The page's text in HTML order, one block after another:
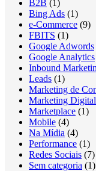
B2B (1)
Bing Ads (1)
e-Commerce (9)
FBITS (1)
Google Adwords
Google Analytics
Inbound
Leads (1)
Marketing de
Marketing Digital
Marketplace (1)
Mobile (4)
Na Mídia (4)
Performance (1)
Redes Sociais (7)
Sem categoria (1)